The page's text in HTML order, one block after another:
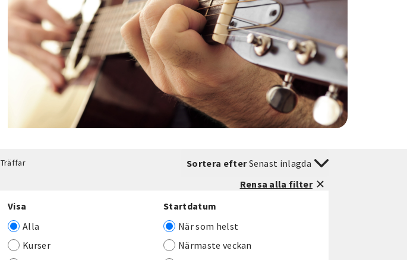
Träffar Sortera efterSenast inlagda
Rensa alla filter
Visa
Alla
Kurser
Startdatum
När som helst
Närmaste veckan